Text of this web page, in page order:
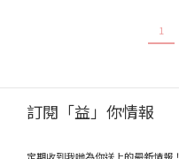
1
訂閱「益」你情報